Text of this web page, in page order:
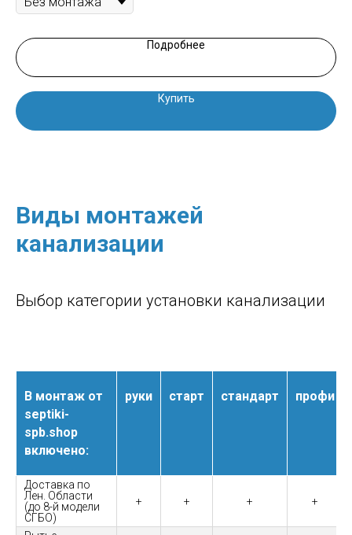
Подробнее
Купить
Виды монтажей
канализации
Выбор категории установки канализации
В монтаж от
septiki-
spb.shop
включено:
руки старт стандарт профи
Доставка по
Лен. Области
(до 8-й модели
СГБО)
+ + + +